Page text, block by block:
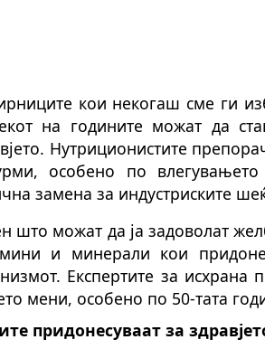
кои некогаш сме ги
на годините можат да
Нутриционистите
особено по
замена за индустриските
што можат да ја задоволат
и минерали кои
Експертите за исхрана
мени, особено по 50-тата
придонесуваат за